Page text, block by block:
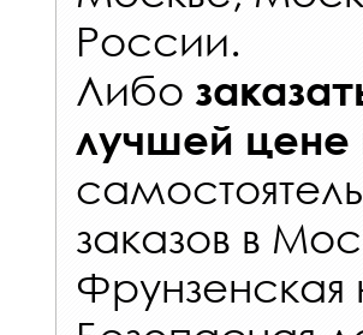
России.
Либо
лучшей цене
заказов в
Фрунзенская